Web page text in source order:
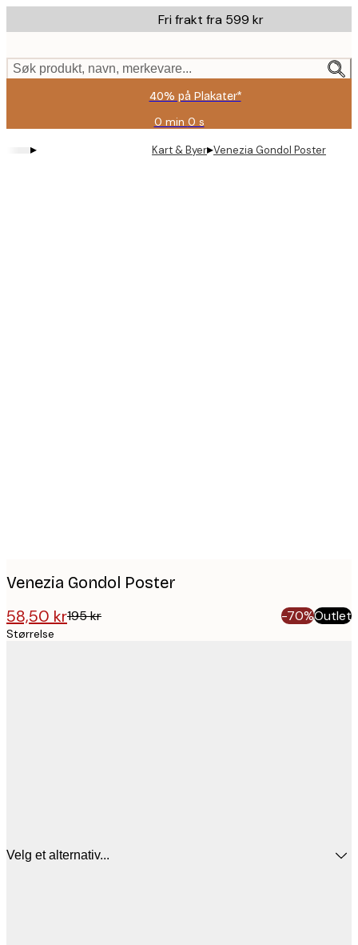
to
content.
Fri frakt fra 599 kr
Søk produkt, navn, merkevare...
40% på Plakater*
0 min 0 s
Gyldig
til
og
▸ Kart & Byer▸Venezia Gondol Poster
Venezia Gondol Poster
58,50 kr195 kr -70%Outlet
Størrelse
Velg et alternativ...